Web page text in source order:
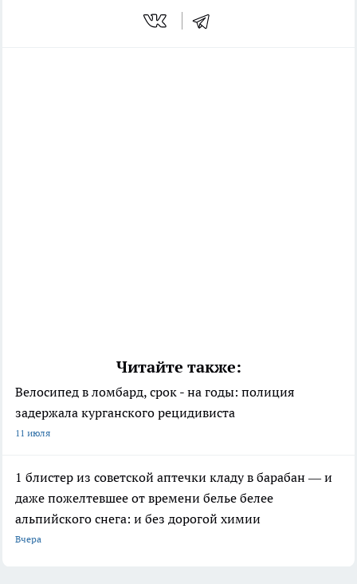
Читайте также:
Велосипед в ломбард, срок - на годы: полиция
задержала курганского рецидивиста
11 июля
1 блистер из советской аптечки кладу в барабан — и
даже пожелтевшее от времени белье белее
альпийского снега: и без дорогой химии
Вчера